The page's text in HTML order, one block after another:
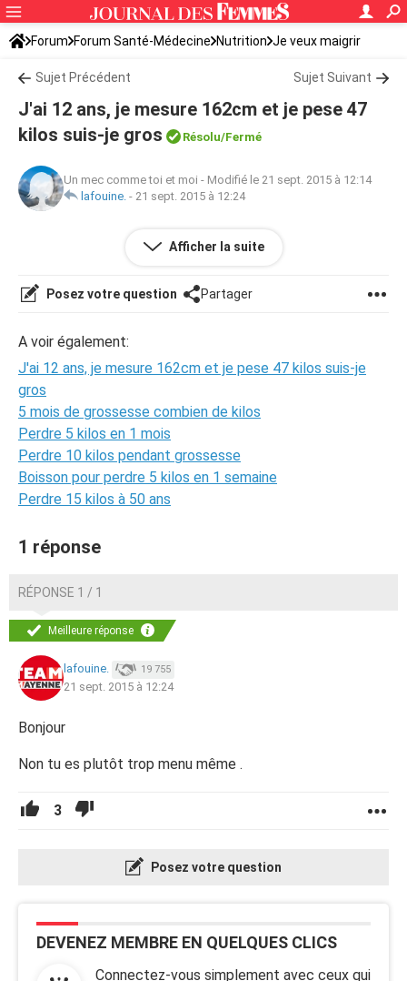
Forum Forum Santé-Médecine Nutrition Je veux maigrir
Sujet Précédent Sujet Suivant
J'ai 12 ans, je mesure 162cm et je pese 47
kilos suis-je gros
Résolu/Fermé
Un mec comme toi et moi - Modifié le 21 sept. 2015 à 12:14
lafouine. - 21 sept. 2015 à 12:24
Bonjour, comme le titre l'indique j'ai 12 ans et pèse 47
kilos pour 1m62 est-ce normal? Suis-je gros?
Afficher la suite
Posez votre question Partager
A voir également:
J'ai 12 ans, je mesure 162cm et je pese 47 kilos suis-je
gros
5 mois de grossesse combien de kilos
Perdre 5 kilos en 1 mois
Perdre 10 kilos pendant grossesse
Boisson pour perdre 5 kilos en 1 semaine
Perdre 15 kilos à 50 ans
1 réponse
RÉPONSE 1 / 1
Meilleure réponse
lafouine. 19 755
21 sept. 2015 à 12:24
Bonjour
Non tu es plutôt trop menu même .
3
Posez votre question
DEVENEZ MEMBRE EN QUELQUES CLICS
Connectez-vous simplement avec ceux qui